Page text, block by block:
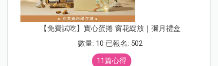
【免費試吃】實心蛋捲 窗花綻放｜彌月禮盒
數量: 10 已報名: 502
11篇心得